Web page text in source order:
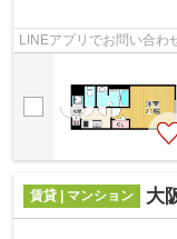
LINEアプリでお問い合わ
賃貸 | マンション 大